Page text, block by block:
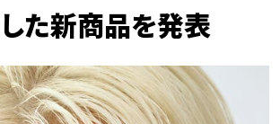
た新商品を発表